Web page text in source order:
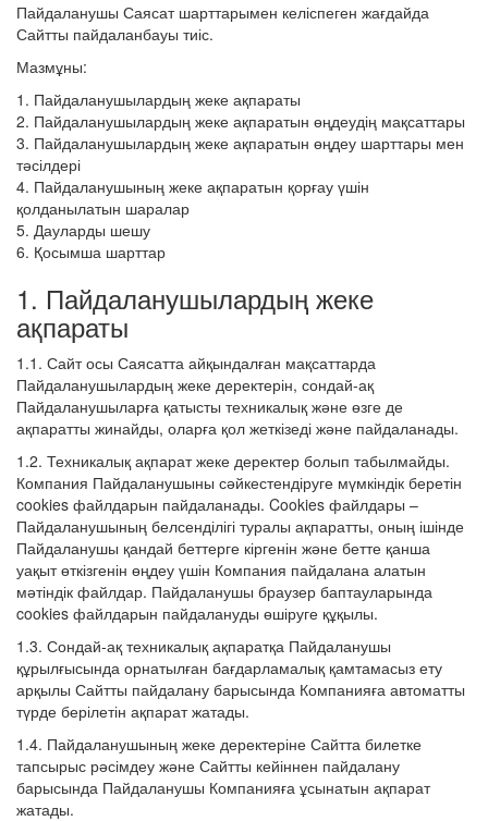
Пайдаланушы Саясат шарттарымен келіспеген жағдайда
Сайтты пайдаланбауы тиіс.
Мазмұны:
1. Пайдаланушылардың жеке ақпараты
2. Пайдаланушылардың жеке ақпаратын өңдеудің мақсаттары
3. Пайдаланушылардың жеке ақпаратын өңдеу шарттары мен
тәсілдері
4. Пайдаланушының жеке ақпаратын қорғау үшін
қолданылатын шаралар
5. Дауларды шешу
6. Қосымша шарттар
1. Пайдаланушылардың жеке
ақпараты
1.1. Сайт осы Саясатта айқындалған мақсаттарда
Пайдаланушылардың жеке деректерін, сондай‑ақ
Пайдаланушыларға қатысты техникалық және өзге де
ақпаратты жинайды, оларға қол жеткізеді және пайдаланады.
1.2. Техникалық ақпарат жеке деректер болып табылмайды.
Компания Пайдаланушыны сәйкестендіруге мүмкіндік беретін
cookies файлдарын пайдаланады. Cookies файлдары –
Пайдаланушының белсенділігі туралы ақпаратты, оның ішінде
Пайдаланушы қандай беттерге кіргенін және бетте қанша
уақыт өткізгенін өңдеу үшін Компания пайдалана алатын
мәтіндік файлдар. Пайдаланушы браузер баптауларында
cookies файлдарын пайдалануды өшіруге құқылы.
1.3. Сондай‑ақ техникалық ақпаратқа Пайдаланушы
құрылғысында орнатылған бағдарламалық қамтамасыз ету
арқылы Сайтты пайдалану барысында Компанияға автоматты
түрде берілетін ақпарат жатады.
1.4. Пайдаланушының жеке деректеріне Сайтта билетке
тапсырыс рәсімдеу және Сайтты кейіннен пайдалану
барысында Пайдаланушы Компанияға ұсынатын ақпарат
жатады.